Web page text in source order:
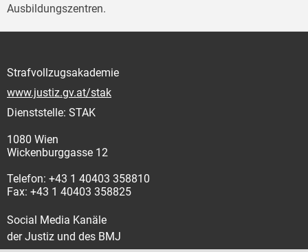
Ausbildungszentren.
Strafvollzugsakademie
www.justiz.gv.at/stak
Dienststelle: STAK
1080 Wien
Wickenburggasse 12
Telefon: +43 1 40403 358810
Fax: +43 1 40403 358825
Social Media Kanäle
der Justiz und des BMJ